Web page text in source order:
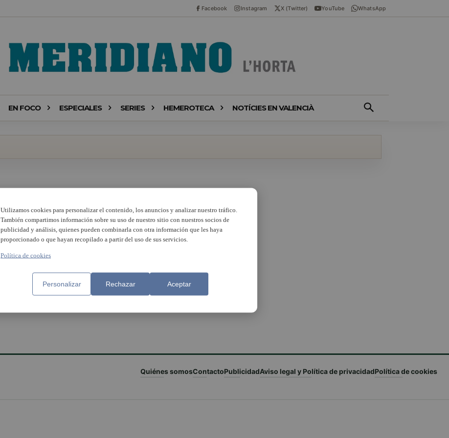
Facebook Instagram X (Twitter) YouTube WhatsApp
EN FOCO ESPECIALES SERIES HEMEROTECA NOTÍCIES EN VALENCIÀ
Quiénes somosContactoPublicidadAviso legal y Política de privacidadPolítica de cookies
Utilizamos cookies para personalizar el contenido, los anuncios y analizar nuestro tráfico.
También compartimos información sobre su uso de nuestro sitio con nuestros socios de
publicidad y análisis, quienes pueden combinarla con otra información que les haya
proporcionado o que hayan recopilado a partir del uso de sus servicios.
Política de cookies
Personalizar Rechazar Aceptar